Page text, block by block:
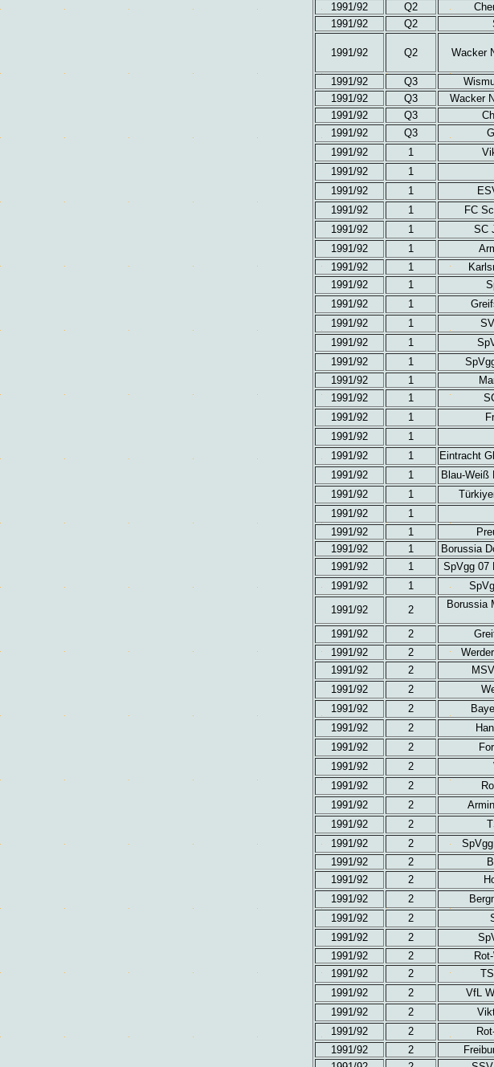
1991/92
Q2
1991/92
Q2
1991/92 Q2 Wacker
1991/92
Q3
1991/92
Q3
Wacker
1991/92
Q3
1991/92
Q3
1991/92
1
1991/92
1
1991/92
1
1991/92
1 FC
1991/92
1 SC
1991/92
1
1991/92
1
1991/92
1
1991/92
1
1991/92
1
1991/92
1
1991/92
1
1991/92
1
1991/92
1
1991/92
1
1991/92
1
1991/92
1 Eintracht
1991/92
1 Blau-Weiß
1991/92
1
1991/92
1
1991/92
1
1991/92
1
Borussia
1991/92
1 SpVgg 07
1991/92
1
1991/92
2
Borussia
1991/92
2
1991/92
2
1991/92
2
1991/92
2
1991/92
2
1991/92
2
1991/92
2
1991/92
2
1991/92
2
1991/92
2
1991/92
2
1991/92
2
1991/92
2
1991/92
2
1991/92
2
1991/92
2
1991/92
2
1991/92
2
1991/92
2
1991/92
2 VfL
1991/92
2
1991/92
2
1991/92
2